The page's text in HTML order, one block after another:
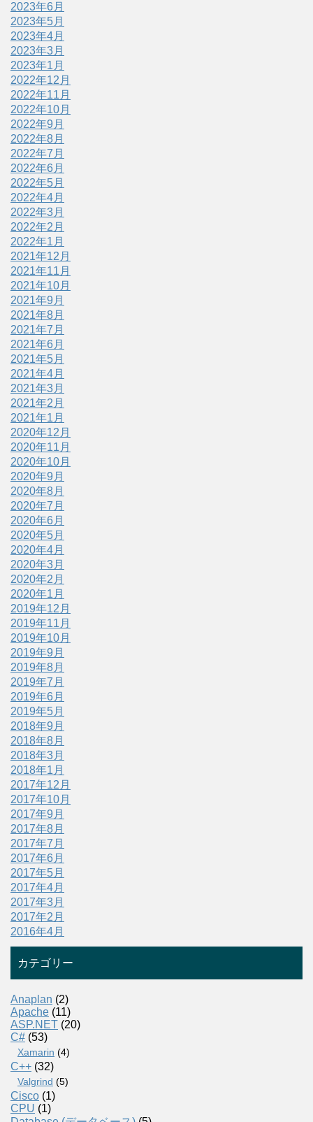
2023年6月
2023年5月
2023年4月
2023年3月
2023年1月
2022年12月
2022年11月
2022年10月
2022年9月
2022年8月
2022年7月
2022年6月
2022年5月
2022年4月
2022年3月
2022年2月
2022年1月
2021年12月
2021年11月
2021年10月
2021年9月
2021年8月
2021年7月
2021年6月
2021年5月
2021年4月
2021年3月
2021年2月
2021年1月
2020年12月
2020年11月
2020年10月
2020年9月
2020年8月
2020年7月
2020年6月
2020年5月
2020年4月
2020年3月
2020年2月
2020年1月
2019年12月
2019年11月
2019年10月
2019年9月
2019年8月
2019年7月
2019年6月
2019年5月
2018年9月
2018年8月
2018年3月
2018年1月
2017年12月
2017年10月
2017年9月
2017年8月
2017年7月
2017年6月
2017年5月
2017年4月
2017年3月
2017年2月
2016年4月
カテゴリー
Anaplan (2)
Apache (11)
ASP.NET (20)
C# (53)
Xamarin (4)
C++ (32)
Valgrind (5)
Cisco (1)
CPU (1)